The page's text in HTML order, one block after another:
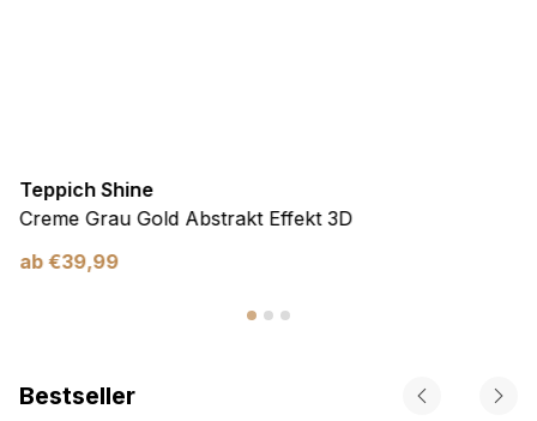
Teppich Shine
Creme Grau Gold Abstrakt Effekt 3D
ab €39,99
Bestseller